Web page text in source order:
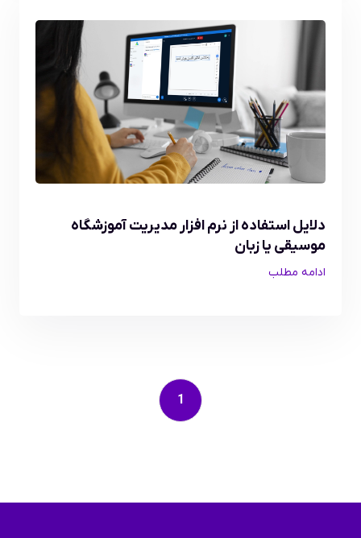
دلایل استفاده از نرم افزار مدیریت آموزشگاه
موسیقی یا زبان
ادامه مطلب
1